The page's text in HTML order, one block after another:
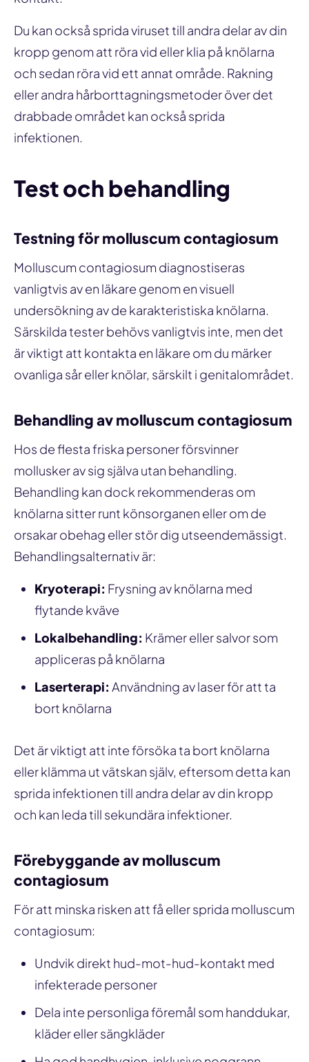
Du kan också sprida viruset till andra delar av din
kropp genom att röra vid eller klia på knölarna
och sedan röra vid ett annat område. Rakning
eller andra hårborttagningsmetoder över det
drabbade området kan också sprida
infektionen.
Test och behandling
Testning för molluscum contagiosum
Molluscum contagiosum diagnostiseras
vanligtvis av en läkare genom en visuell
undersökning av de karakteristiska knölarna.
Särskilda tester behövs vanligtvis inte, men det
är viktigt att kontakta en läkare om du märker
ovanliga sår eller knölar, särskilt i genitalområdet.
Behandling av molluscum contagiosum
Hos de flesta friska personer försvinner
mollusker av sig själva utan behandling.
Behandling kan dock rekommenderas om
knölarna sitter runt könsorganen eller om de
orsakar obehag eller stör dig utseendemässigt.
Behandlingsalternativ är:
Kryoterapi: Frysning av knölarna med
flytande kväve
Lokalbehandling: Krämer eller salvor som
appliceras på knölarna
Laserterapi: Användning av laser för att ta
bort knölarna
Det är viktigt att inte försöka ta bort knölarna
eller klämma ut vätskan själv, eftersom detta kan
sprida infektionen till andra delar av din kropp
och kan leda till sekundära infektioner.
Förebyggande av molluscum
contagiosum
För att minska risken att få eller sprida molluscum
contagiosum:
Undvik direkt hud-mot-hud-kontakt med
infekterade personer
Dela inte personliga föremål som handdukar,
kläder eller sängkläder